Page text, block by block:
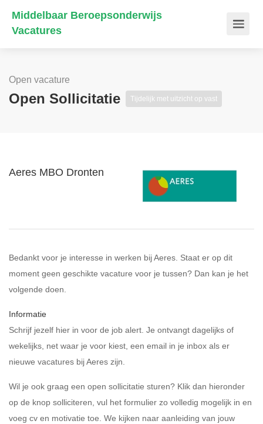
Middelbaar Beroepsonderwijs
Vacatures
Open vacature
Open Sollicitatie Tijdelijk met uitzicht op vast
Aeres MBO Dronten
Bedankt voor je interesse in werken bij Aeres. Staat er op dit
moment geen geschikte vacature voor je tussen? Dan kan je het
volgende doen.
Informatie
Schrijf jezelf hier in voor de job alert. Je ontvangt dagelijks of
wekelijks, net waar je voor kiest, een email in je inbox als er
nieuwe vacatures bij Aeres zijn.
Wil je ook graag een open sollicitatie sturen? Klik dan hieronder
op de knop solliciteren, vul het formulier zo volledig mogelijk in en
voeg cv en motivatie toe. We kijken naar aanleiding van jouw